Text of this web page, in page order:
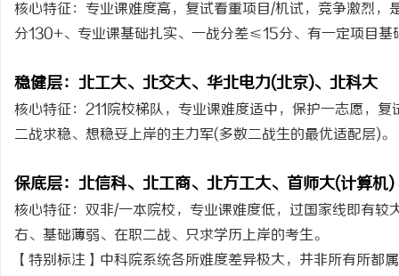
核心特征：专业课难度高，复试看重项目/机试，竞争激烈
分130+、专业课基础扎实、一战分差≤15分、有一定项目基
稳健层：北工大、北交大、华北电力(北京)、北科大
核心特征：211院校梯队，专业课难度适中，保护一志愿，
二战求稳、想稳妥上岸的主力军(多数二战生的最优适配层)。
保底层：北信科、北工商、北方工大、首师大(计算机)
核心特征：双非/一本院校，专业课难度低，过国家线即有
右、基础薄弱、在职二战、只求学历上岸的考生。
【特别标注】中科院系统各所难度差异极大，并非所有所